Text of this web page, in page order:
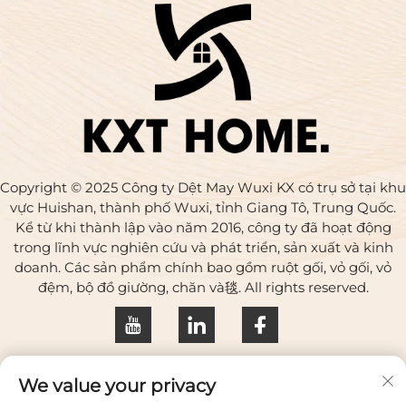
Copyright © 2025 Công ty Dệt May Wuxi KX có trụ sở tại khu
vực Huishan, thành phố Wuxi, tỉnh Giang Tô, Trung Quốc.
Kể từ khi thành lập vào năm 2016, công ty đã hoạt động
trong lĩnh vực nghiên cứu và phát triển, sản xuất và kinh
doanh. Các sản phẩm chính bao gồm ruột gối, vỏ gối, vỏ
đệm, bộ đồ giường, chăn và毯. All rights reserved.
Chính sách bảo mật
We value your privacy